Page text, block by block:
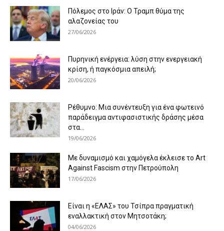
Πόλεμος στο Ιράν: Ο Τραμπ θύμα της
αλαζονείας του
27/06/2026
Πυρηνική ενέργεια: λύση στην ενεργειακή
κρίση, ή παγκόσμια απειλή;
20/06/2026
Ρέθυμνο: Μια συνέντευξη για ένα φωτεινό
παράδειγμα αντιφασιστικής δράσης μέσα
στα...
19/06/2026
Με δυναμισμό και χαμόγελα έκλεισε το Art
Against Fascism στην Πετρούπολη
17/06/2026
Είναι η «ΕΛΑΣ» του Τσίπρα πραγματική
εναλλακτική στον Μητσοτάκη;
04/06/2026